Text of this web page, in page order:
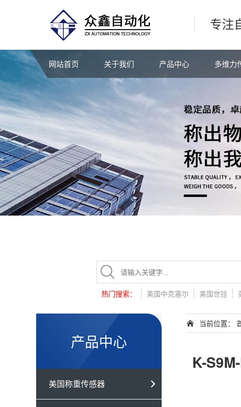
专注
网站首页 关于我们 产品中心 多维力
热门搜索： 美国中克塞尔 美国世铨
产品中心
美国称重传感器
当前位置：
K-